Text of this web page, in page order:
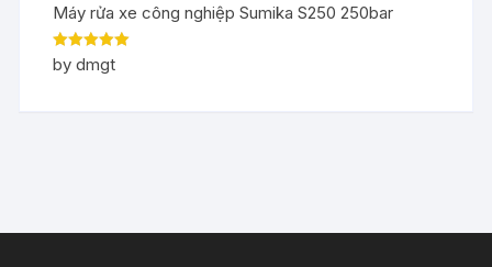
Máy rửa xe công nghiệp Sumika S250 250bar
Rated5out
of 5
by dmgt